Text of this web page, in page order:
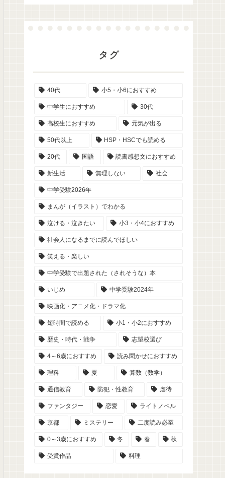
タグ
40代 小5・小6におすすめ
中学生におすすめ 30代
高校生におすすめ 元気が出る
50代以上 HSP・HSCでも読める
20代 国語 読書感想文におすすめ
新生活 無理しない 社会
中学受験2026年
まんが（イラスト）でわかる
泣ける・泣きたい 小3・小4におすすめ
社会人になるまでに読んでほしい
笑える・楽しい
中学受験で出題された（されそうな）本
いじめ 中学受験2024年
映画化・アニメ化・ドラマ化
短時間で読める 小1・小2におすすめ
歴史・時代・戦争 志望校選び
4～6歳におすすめ 読み聞かせにおすすめ
理科 夏 算数（数学）
通信教育 防犯・性教育 虐待
ファンタジー 恋愛 ライトノベル
京都 ミステリー 二度読み必至
0～3歳におすすめ 冬 春 秋
受賞作品 料理